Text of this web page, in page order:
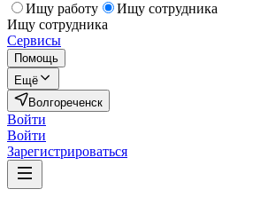
Ищу работу
Ищу сотрудника
Ищу сотрудника
Сервисы
Помощь
Ещё
Волгореченск
Войти
Войти
Зарегистрироваться